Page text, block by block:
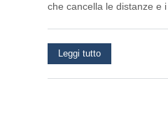
che cancella le distanze e i
Leggi tutto